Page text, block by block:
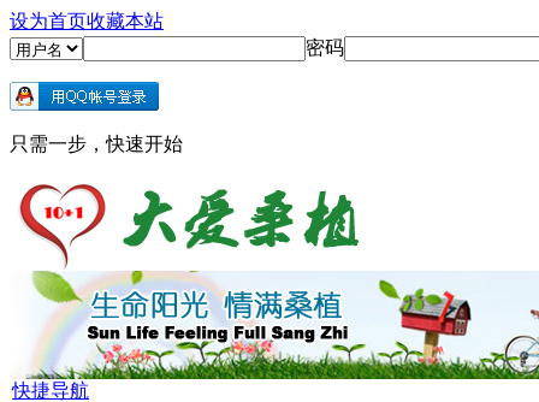
设为首页收藏本站
密码
只需一步，快速开始
快捷导航